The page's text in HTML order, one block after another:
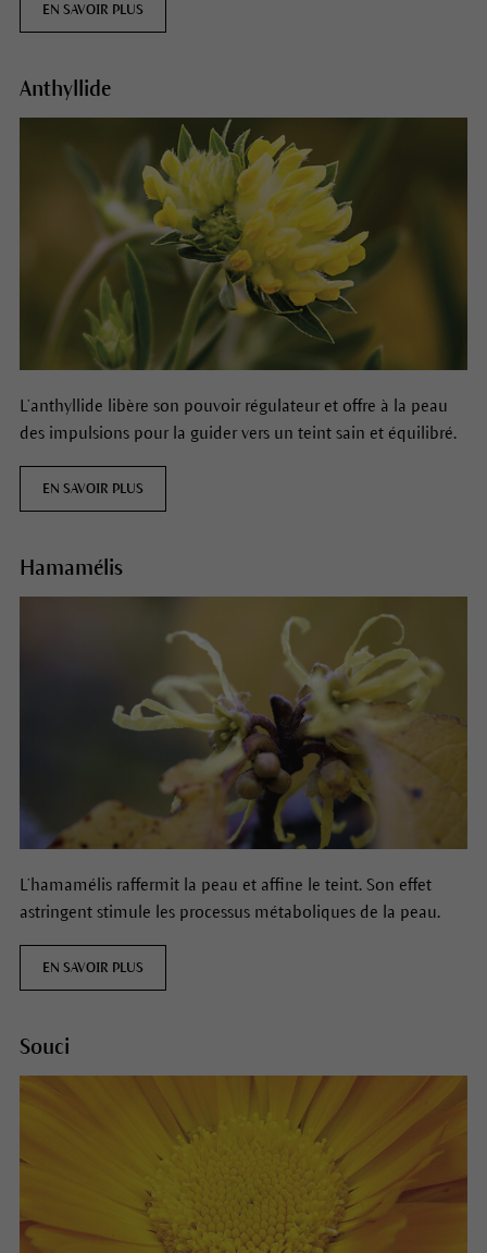
EN SAVOIR PLUS
Anthyllide
L’anthyllide libère son pouvoir régulateur et offre à la peau
des impulsions pour la guider vers un teint sain et équilibré.
EN SAVOIR PLUS
Hamamélis
L’hamamélis raffermit la peau et affine le teint. Son effet
astringent stimule les processus métaboliques de la peau.
EN SAVOIR PLUS
Souci